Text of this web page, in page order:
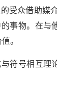
受众借助媒
事物。在与
。
符号相互理